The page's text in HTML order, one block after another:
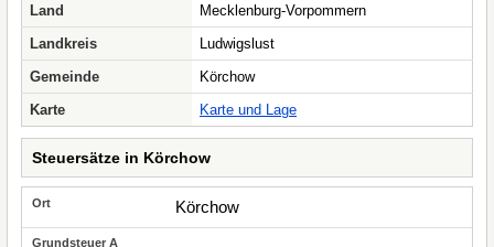
Land
Mecklenburg-Vorpommern
Landkreis
Ludwigslust
Gemeinde
Körchow
Karte
Karte und Lage
Steuersätze in Körchow
Körchow